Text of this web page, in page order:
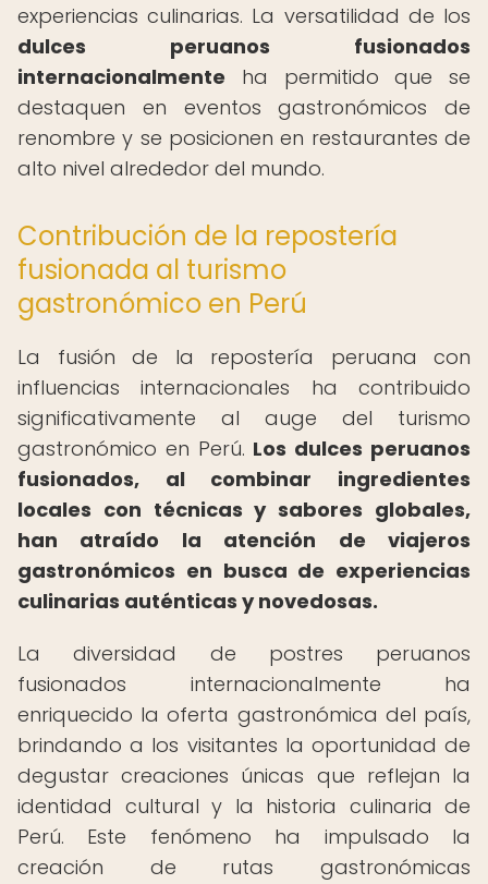
experiencias culinarias. La versatilidad de los
dulces peruanos fusionados
internacionalmente ha permitido que se
destaquen en eventos gastronómicos de
renombre y se posicionen en restaurantes de
alto nivel alrededor del mundo.
Contribución de la repostería
fusionada al turismo
gastronómico en Perú
La fusión de la repostería peruana con
influencias internacionales ha contribuido
significativamente al auge del turismo
gastronómico en Perú. Los dulces peruanos
fusionados, al combinar ingredientes
locales con técnicas y sabores globales,
han atraído la atención de viajeros
gastronómicos en busca de experiencias
culinarias auténticas y novedosas.
La diversidad de postres peruanos
fusionados internacionalmente ha
enriquecido la oferta gastronómica del país,
brindando a los visitantes la oportunidad de
degustar creaciones únicas que reflejan la
identidad cultural y la historia culinaria de
Perú. Este fenómeno ha impulsado la
creación de rutas gastronómicas